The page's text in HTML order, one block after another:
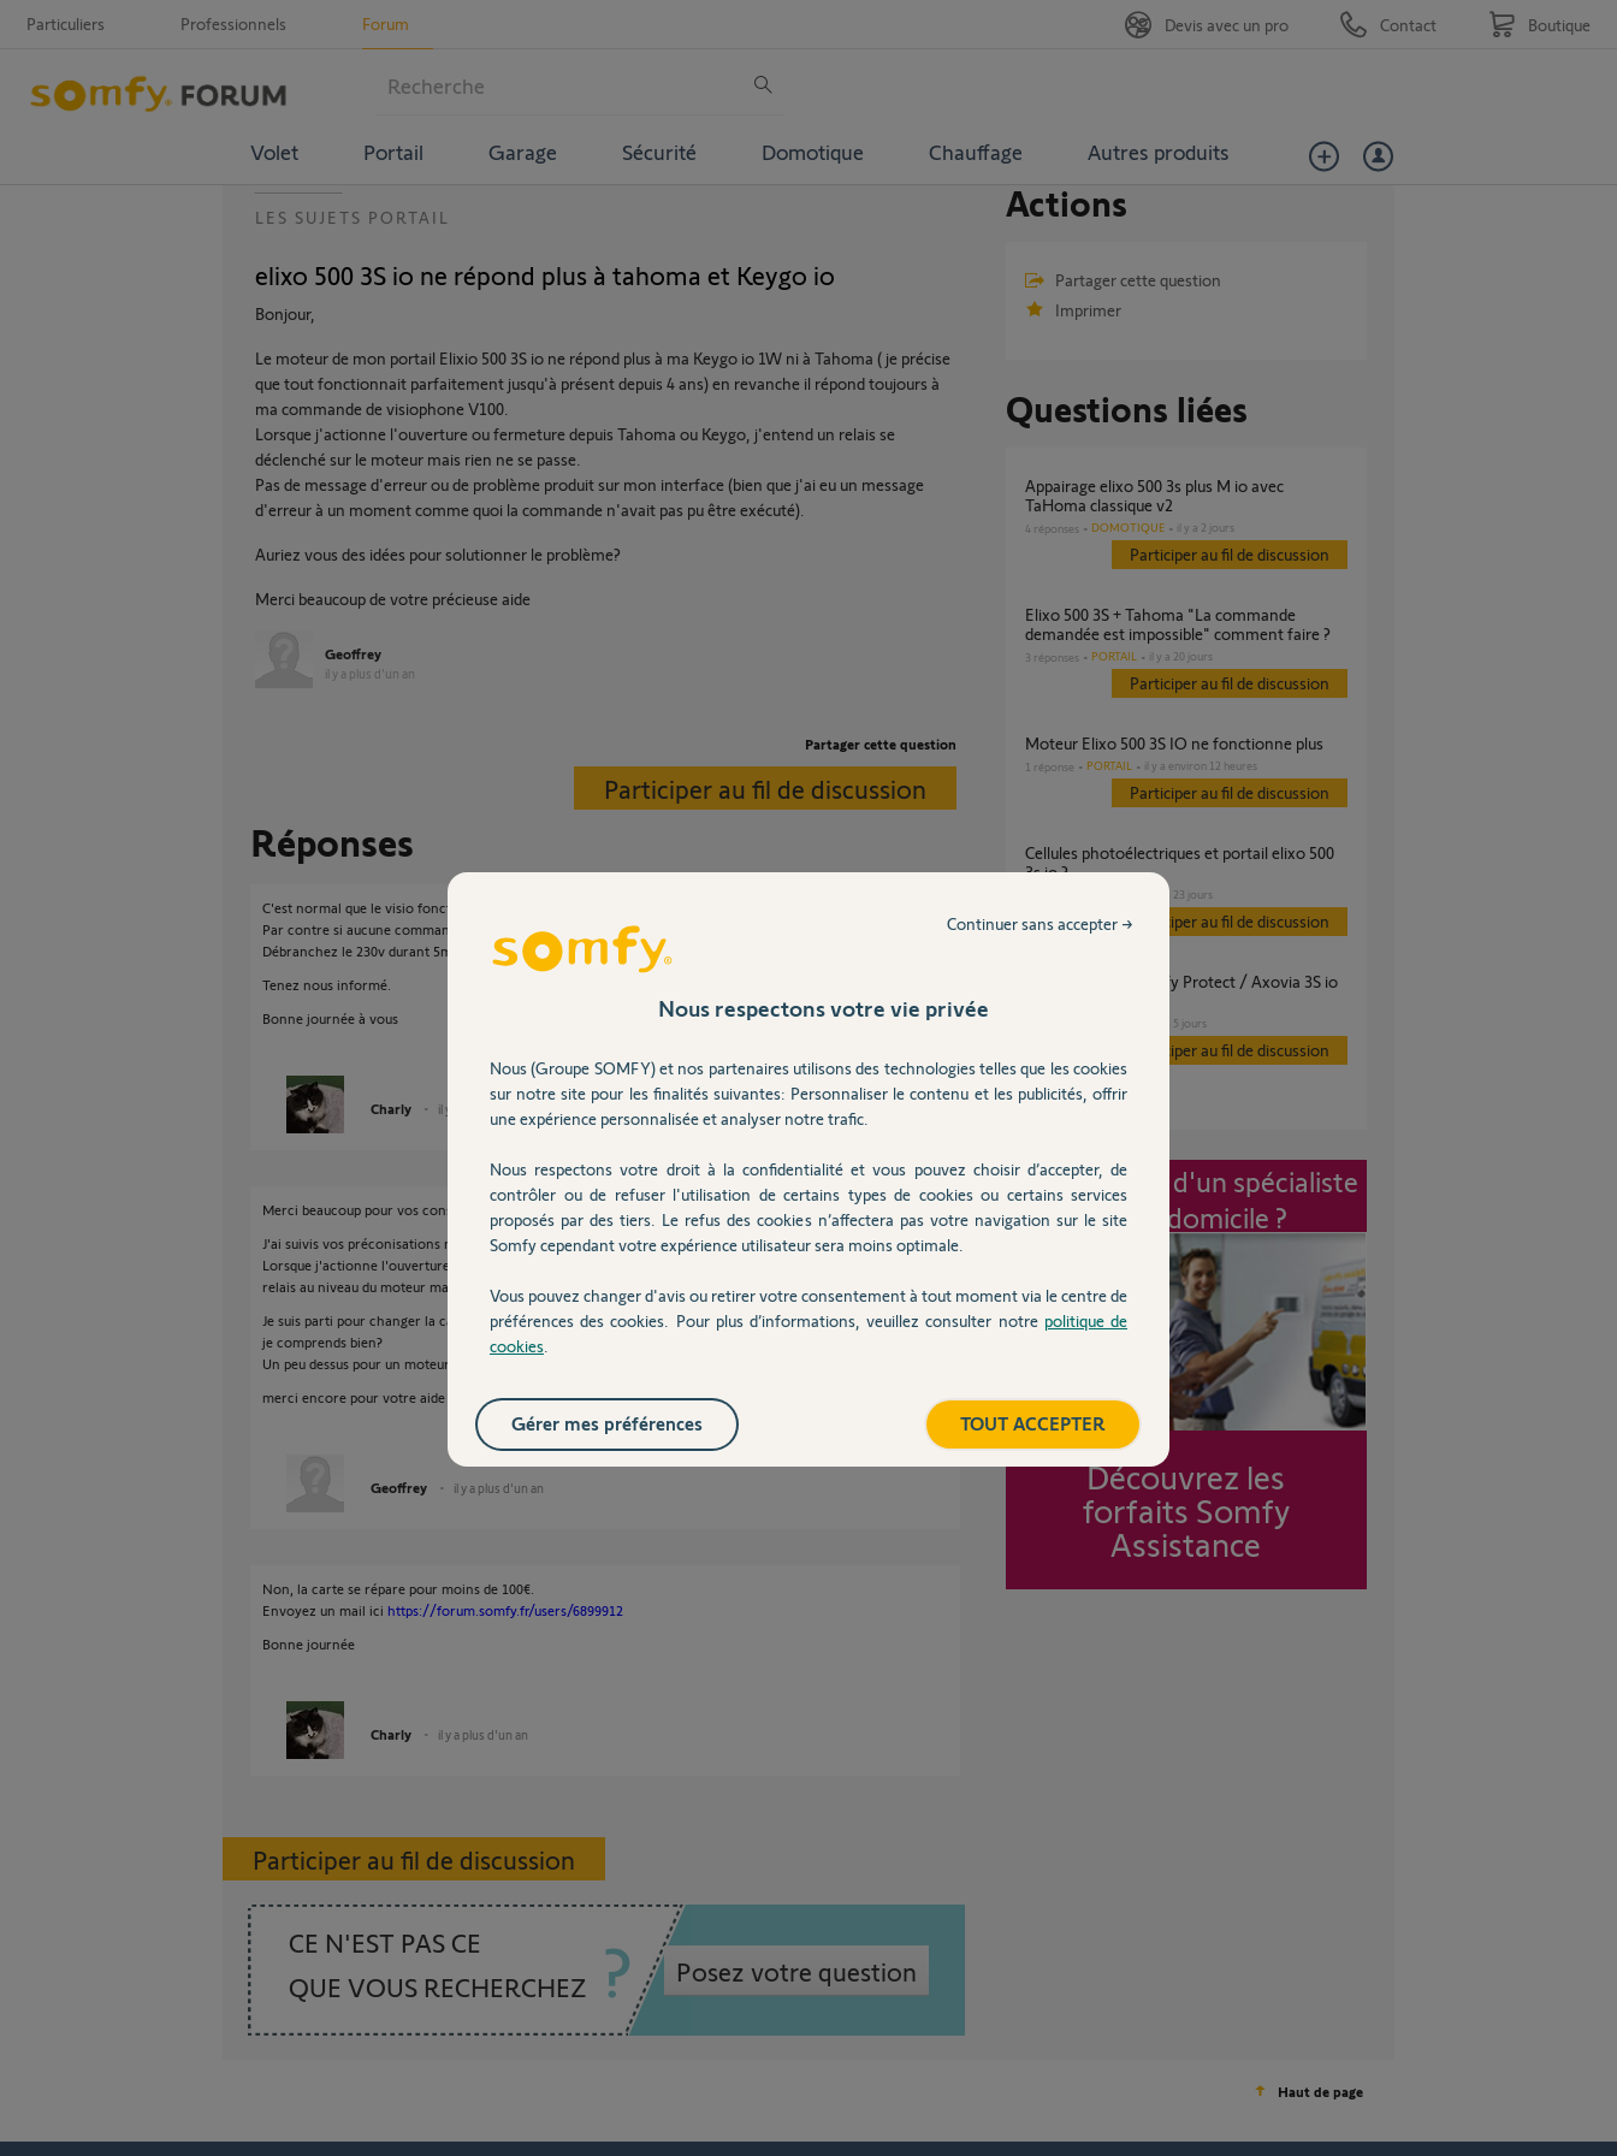
Particuliers Professionnels Forum
Volet Portail Garage Sécurité Domotique Chauffage Autres produits
Devis avec un pro Contact Boutique
LES SUJETS PORTAIL
elixo 500 3S io ne répond plus à tahoma et Keygo io
Bonjour,
Le moteur de mon portail Elixio 500 3S io ne répond plus à ma Keygo io 1W ni à Tahoma ( je précise
que tout fonctionnait parfaitement jusqu'à présent depuis 4 ans) en revanche il répond toujours à
ma commande de visiophone V100.
Lorsque j'actionne l'ouverture ou fermeture depuis Tahoma ou Keygo, j'entend un relais se
déclenché sur le moteur mais rien ne se passe.
Pas de message d'erreur ou de problème produit sur mon interface (bien que j'ai eu un message
d'erreur à un moment comme quoi la commande n'avait pas pu être exécuté).
Auriez vous des idées pour solutionner le problème?
Merci beaucoup de votre précieuse aide
Geoffrey
il y a plus d'un an
Partager cette question
Participer au fil de discussion
Réponses
C'est normal que le visio fonctionne puisqu'il est relié au moteur via un contact sec.
Par contre si aucune commande radio ne fonctionne j'ai bien peur que la carte soit HS.
Débranchez le 230v durant 5mn, si pas mieux, débranchez tous les accessoires.
Tenez nous informé.
Bonne journée à vous
Charly il y a plus d'un an
Merci beaucoup pour vos conseils
J'ai suivis vos préconisations néanmoins rien ne change.
Lorsque j'actionne l'ouverture ou fermeture depuis keygo ou Tahoma, j'entends bien le
relais au niveau du moteur mais rien ne se passe.
Je suis parti pour changer la carte électronique ou le moteur complet en fonction du prix si
je comprends bien?
Un peu dessus pour un moteur installé en 2019...
merci encore pour votre aide
Geoffrey il y a plus d'un an
Non, la carte se répare pour moins de 100€.
Envoyez un mail ici https://forum.somfy.fr/users/6899912
Bonne journée
Charly il y a plus d'un an
Participer au fil de discussion
CE N'EST PAS CE
QUE VOUS RECHERCHEZ
Posez votre question
Actions
Partager cette question
Imprimer
Questions liées
Appairage elixo 500 3s plus M io avec
TaHoma classique v2
4 réponses DOMOTIQUE il y a 2 jours
Participer au fil de discussion
Elixo 500 3S + Tahoma "La commande
demandée est impossible" comment faire ?
3 réponses PORTAIL il y a 20 jours
Participer au fil de discussion
Moteur Elixo 500 3S IO ne fonctionne plus
1 réponse PORTAIL il y a environ 12 heures
Participer au fil de discussion
Cellules photoélectriques et portail elixo 500
3s io ?
il y a 23 jours
Participer au fil de discussion
il y a 5 jours
Participer au fil de discussion
Intervention d'un spécialiste
à mon domicile ?
Découvrez les
forfaits Somfy
Assistance
Haut de page
Nous respectons votre vie privée
Nous (Groupe SOMFY) et nos partenaires utilisons des technologies telles que les cookies
sur notre site pour les finalités suivantes: Personnaliser le contenu et les publicités, offrir
une expérience personnalisée et analyser notre trafic.
Nous respectons votre droit à la confidentialité et vous pouvez choisir d’accepter, de
contrôler ou de refuser l'utilisation de certains types de cookies ou certains services
proposés par des tiers. Le refus des cookies n’affectera pas votre navigation sur le site
Somfy cependant votre expérience utilisateur sera moins optimale.
Vous pouvez changer d'avis ou retirer votre consentement à tout moment via le centre de
préférences des cookies. Pour plus d’informations, veuillez consulter notre politique de
cookies
Continuer sans accepter →
TOUT ACCEPTER
Gérer mes préférences